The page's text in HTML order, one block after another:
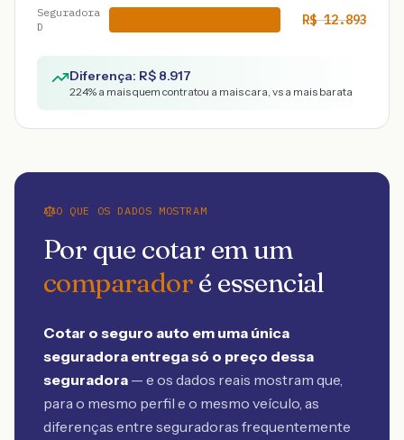
Seguradora
D
R$12.893
Diferença: R$ 8.917
224% a mais quem contratou a mais cara, vs a mais barata
O QUE OS DADOS MOSTRAM
Por que cotar em um
comparadoré essencial
Cotar o seguro auto em uma única
seguradora entrega só o preço dessa
seguradora — e os dados reais mostram que,
para o mesmo perfil e o mesmo veículo, as
diferenças entre seguradoras frequentemente